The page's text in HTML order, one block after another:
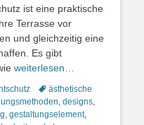
ist eine praktische
Terrasse vor
und gleichzeitig eine
Es gibt
weiterlesen…
Schlagworte
ästhetische
designs
gestaltungselement,